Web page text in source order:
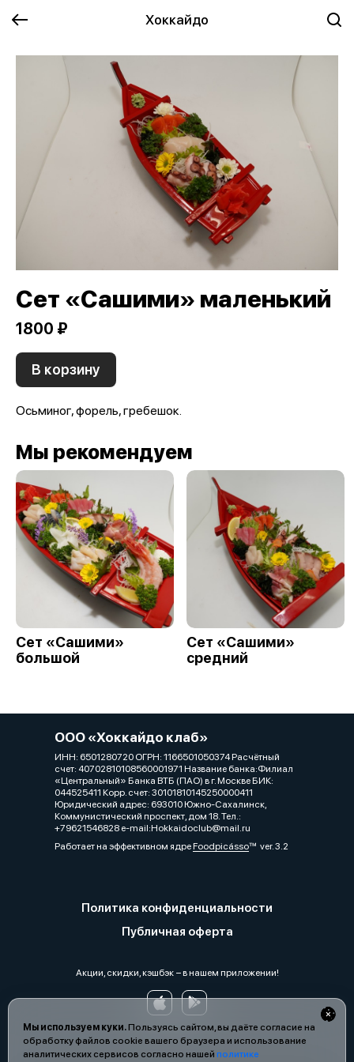
Хоккайдо
Мы используем куки.Пользуясь сайтом, вы даёте согласие на
обработку файлов cookie вашего браузера и использование
аналитических сервисов согласно нашей политике
Сет «Сашими» маленький
1800 ₽
В корзину
Осьминог, форель, гребешок.
Мы рекомендуем
Сет «Сашими»
большой
Сет «Сашими»
средний
ООО «Хоккайдо клаб»
ИНН: 6501280720 ОГРН: 1166501050374 Расчётный
счет: 40702810108560001971 Название банка:Филиал
«Центральный» Банка ВТБ (ПАО) в г. Москве БИК:
044525411 Корр. счет: 30101810145250000411
Юридический адрес: 693010 Южно-Сахалинск,
Коммунистический проспект, дом 18. Тел.:
+79621546828 e-mail:Hokkaidoclub@mail.ru
Работает на эффективном ядреFoodpicássover. 3.2
Политика конфиденциальности
Публичная оферта
Акции, скидки, кэшбэк − в нашем приложении!